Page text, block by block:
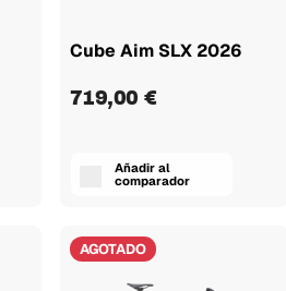
Cube Aim SLX 2026
719,00 €
Añadir al
comparador
AGOTADO